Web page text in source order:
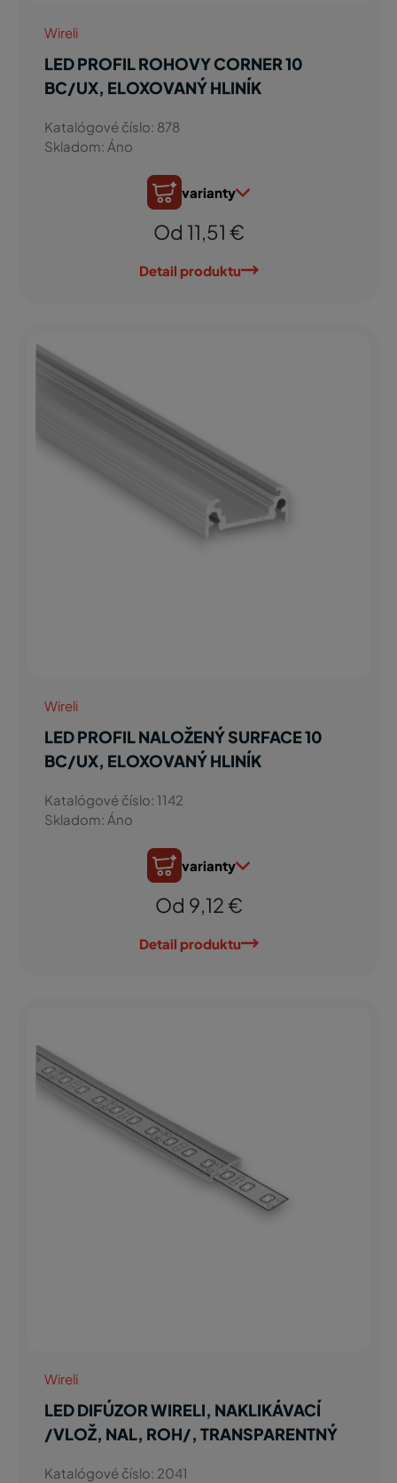
Wireli
LED PROFIL ROHOVY CORNER 10
BC/UX, ELOXOVANÝ HLINÍK
Katalógové číslo: 878
Skladom: Áno
varianty
Od 11,51 €
Detail produktu
Wireli
LED PROFIL NALOŽENÝ SURFACE 10
BC/UX, ELOXOVANÝ HLINÍK
Katalógové číslo: 1142
Skladom: Áno
varianty
Od 9,12 €
Detail produktu
Wireli
LED DIFÚZOR WIRELI, NAKLIKÁVACÍ
/VLOŽ, NAL, ROH/, TRANSPARENTNÝ
Katalógové číslo: 2041